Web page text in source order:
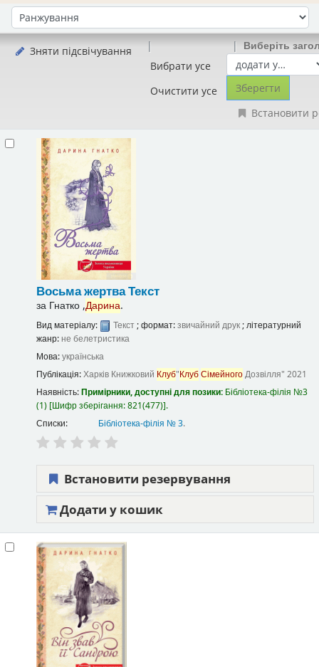
Сортувати за:
Зняти підсвічування
Вибрати усе
Очистити усе
Виберіть
Встановити
Восьма жертваТекст
за Гнатко ,Дарина.
Вид матеріалу: Текст; формат:звичайний друк; літературний
жанр: не белетристика
Мова:українська
Публікація:Харків Книжковий Клуб"КлубСімейногоДозвілля" 2021
Наявність:Примірники, доступні для позики: Бібліотека-філія №3
(1) Шифр зберігання:821(477) .
Списки:
Бібліотека-філія № 3.
Встановити резервування
Додати у кошик